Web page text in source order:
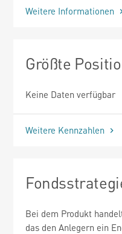
Weitere Informationen
Größte
Keine Daten verfügbar
Weitere Kennzahlen
Bei dem Produkt
das den Anlegern ein